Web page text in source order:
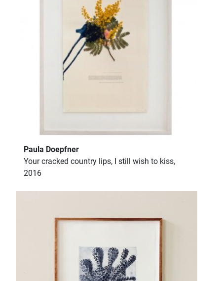
Paula Doepfner
Your cracked country lips, I still wish to kiss,
2016